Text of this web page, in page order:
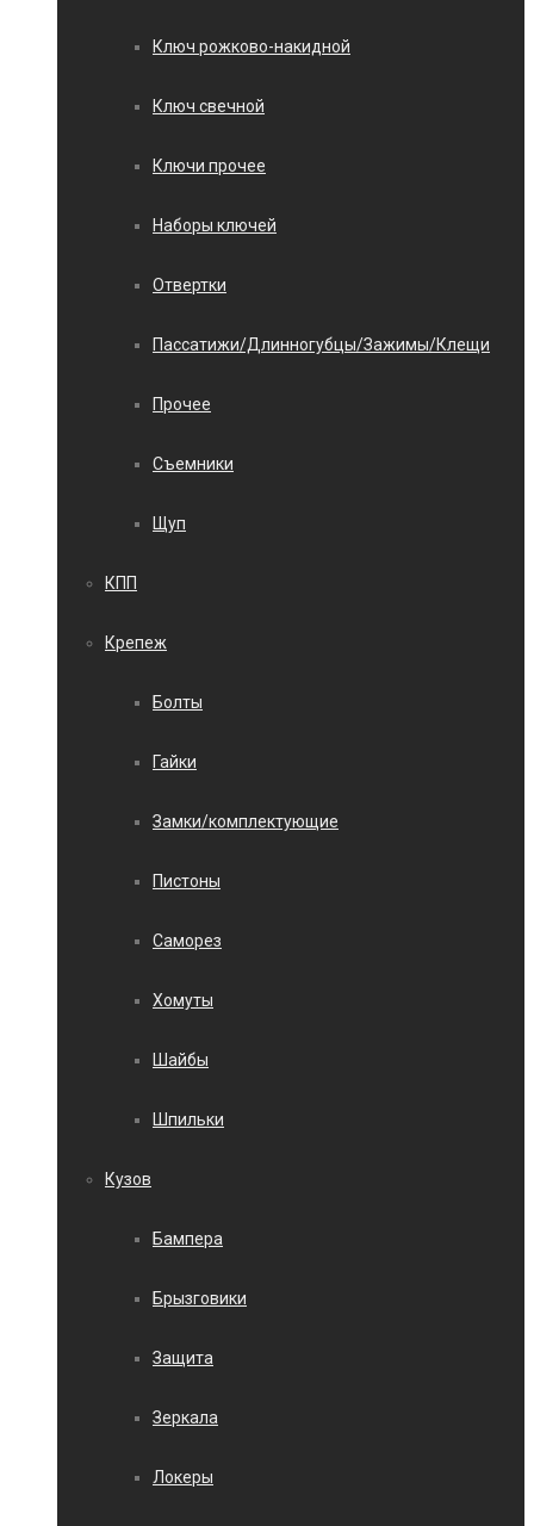
Ключ рожково-накидной
Ключ свечной
Ключи прочее
Наборы ключей
Отвертки
Пассатижи/Длинногубцы/Зажимы/Клещи
Прочее
Съемники
Щуп
КПП
Крепеж
Болты
Гайки
Замки/комплектующие
Пистоны
Саморез
Хомуты
Шайбы
Шпильки
Кузов
Бампера
Брызговики
Защита
Зеркала
Локеры